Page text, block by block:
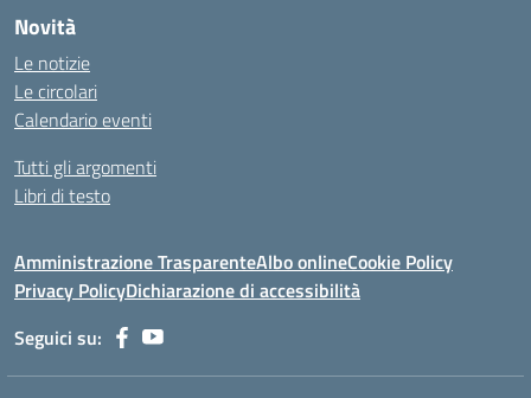
Novità
Le notizie
Le circolari
Calendario eventi
Tutti gli argomenti
Libri di testo
Amministrazione TrasparenteAlbo onlineCookie Policy
Privacy PolicyDichiarazione di accessibilità
Seguici su: